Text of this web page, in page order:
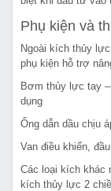
Phụ kiện và
Ngoài kích thủy
phụ kiện hỗ trợ
Bơm thủy lực tay
dụng
Ống dẫn dầu chịu
Van điều khiển,
Các loại kích khác
kích thủy lực 2